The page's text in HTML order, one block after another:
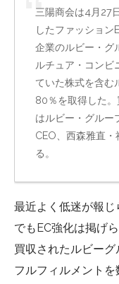
三陽商会は4月27
したファッション
企業のルビー・グ
ルチュア・コンビ
ていた株式を含む
80％を取得した
はルビー・グルー
CEO、西森雅直
る。
最近よく低迷が報
でもEC強化は掲げ
買収されたルビー
フルフィルメント